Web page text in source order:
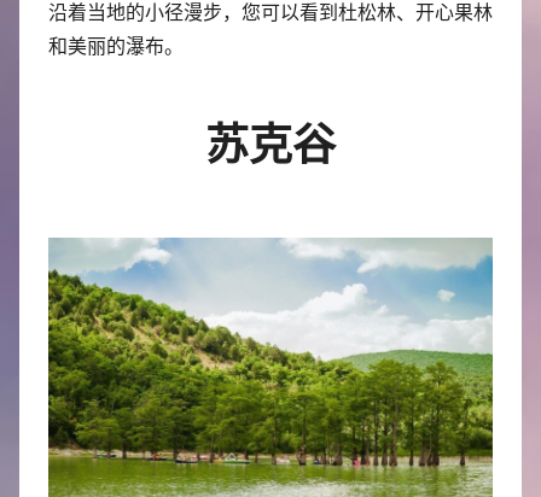
沿着当地的小径漫步，您可以看到杜松林、开心果林
和美丽的瀑布。
苏克谷